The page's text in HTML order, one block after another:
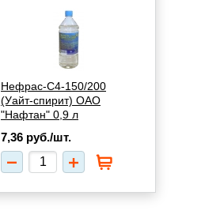
Нефрас-С4-150/200
(Уайт-спирит) ОАО
"Нафтан" 0,9 л
7,36 руб./шт.